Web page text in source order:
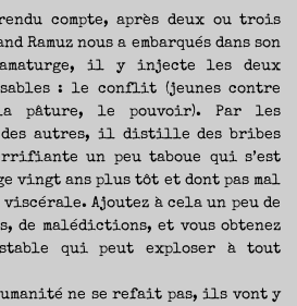
compte, après deux ou trois
Ramuz nous a embarqués dans son
il y injecte les deux
: le conflit (jeunes contre
pâture, le pouvoir). Par les
des autres, il distille des bribes
un peu taboue qui s’est
vingt ans plus tôt et dont pas mal
Ajoutez à cela un peu de
de malédictions, et vous obtenez
qui peut exploser à tout
ne se refait pas, ils vont y